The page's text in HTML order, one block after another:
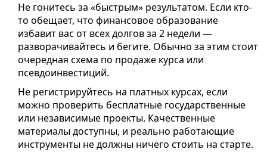
Не гонитесь за «быстрым» результатом. Если кто-
то обещает, что финансовое образование
избавит вас от всех долгов за 2 недели —
разворачивайтесь и бегите. Обычно за этим стоит
очередная схема по продаже курса или
псевдоинвестиций.
Не регистрируйтесь на платных курсах, если
можно проверить бесплатные государственные
или независимые проекты. Качественные
материалы доступны, и реально работающие
инструменты не должны ничего стоить на старте.